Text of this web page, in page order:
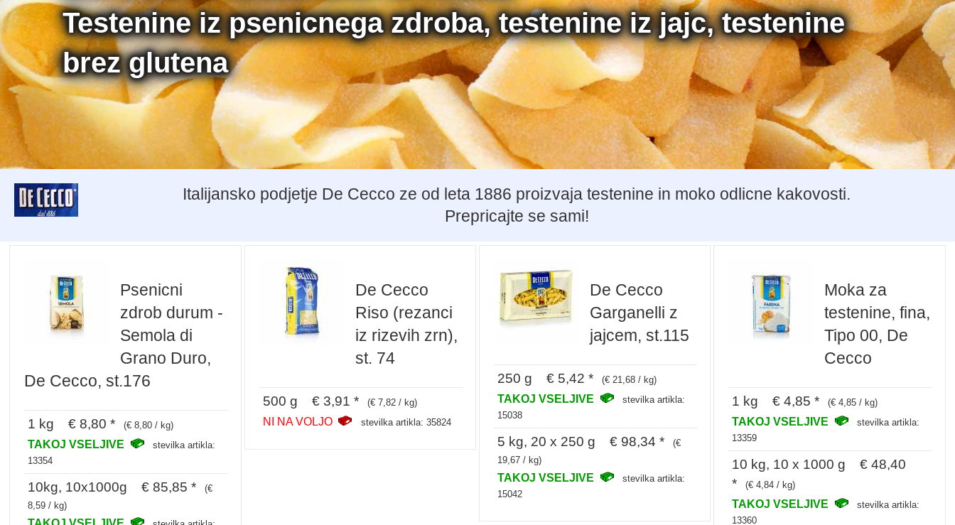
Testenine iz psenicnega zdroba, testenine iz jajc, testenine
brez glutena
Italijansko podjetje De Cecco ze od leta 1886 proizvaja testenine in moko odlicne kakovosti.
Prepricajte se sami!
Psenicni
zdrob durum -
Semola di
Grano Duro,
De Cecco, st.176
1 kg € 8,80 * (€ 8,80 / kg)
TAKOJ VSELJIVE
stevilka artikla:
13354
10kg, 10x1000g € 85,85 *
(€
8,59 / kg)
De Cecco
Riso (rezanci
iz rizevih zrn),
st. 74
500 g € 3,91 * (€ 7,82 / kg)
NI NA VOLJO stevilka artikla: 35824
De Cecco
Garganelli z
jajcem, st.115
250 g € 5,42 * (€ 21,68 / kg)
TAKOJ VSELJIVE
stevilka artikla:
15038
5 kg, 20 x 250 g € 98,34 *
(€
19,67 / kg)
TAKOJ VSELJIVE
stevilka artikla:
15042
Moka za
testenine, fina,
Tipo 00, De
Cecco
1 kg € 4,85 * (€ 4,85 / kg)
TAKOJ VSELJIVE
stevilka artikla:
13359
10 kg, 10 x 1000 g € 48,40
*
(€ 4,84 / kg)
TAKOJ VSELJIVE
stevilka artikla:
13360